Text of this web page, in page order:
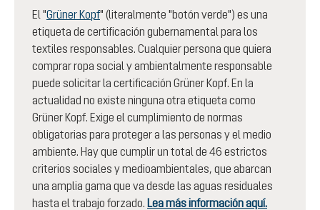
El "Grüner Kopf" (literalmente "botón verde") es una
etiqueta de certificación gubernamental para los
textiles responsables. Cualquier persona que quiera
comprar ropa social y ambientalmente responsable
puede solicitar la certificación Grüner Kopf. En la
actualidad no existe ninguna otra etiqueta como
Grüner Kopf. Exige el cumplimiento de normas
obligatorias para proteger a las personas y el medio
ambiente. Hay que cumplir un total de 46 estrictos
criterios sociales y medioambientales, que abarcan
una amplia gama que va desde las aguas residuales
hasta el trabajo forzado. Lea más información aquí.